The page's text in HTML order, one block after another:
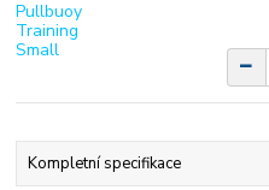
Kompletní specifikace